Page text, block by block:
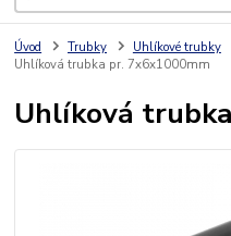
Úvod Trubky Uhlíkové trubky
Uhlíková trubka pr. 7x6x1000mm
Uhlíková